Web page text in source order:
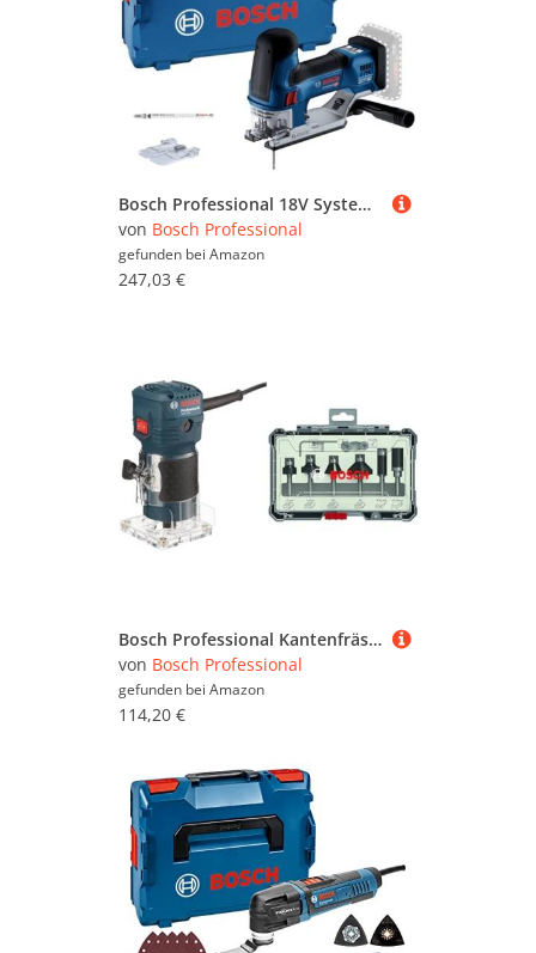
Bosch Professional 18V System Akku Stichsäge GST 18V-155 SC ( mit Stabform, Akkus und Ladegerät nicht im Lieferumfang enthalten, L-BOXX)
von Bosch Professional
gefunden bei Amazon
247,03 €
Bosch Professional Kantenfräse GKF 550 (inkl. Parallelanschlag, Rollenführung, Grau, 2x Schraubenschlüssel (17mm, 10 mm), im Karton) + 6tlg. Rand- und Kantenfräser Set (für Holz, für Oberfräsen)
von Bosch Professional
gefunden bei Amazon
114,20 €